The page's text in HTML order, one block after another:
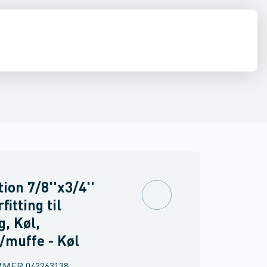
7/8''x3/4''
til
Køl,
muffe - Køl